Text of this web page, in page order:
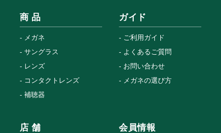
商 品
メガネ
サングラス
レンズ
コンタクトレンズ
補聴器
ガイド
ご利用ガイド
よくあるご質問
お問い合わせ
メガネの選び方
店 舗 会員情報